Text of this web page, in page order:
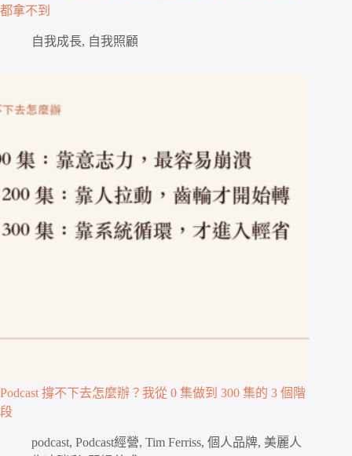
都拿不到
自我成長, 自我照顧
Podcast 撐不下去怎麼辦？我從 0 集做到 300 集的 3 個階
段
podcast, Podcast經營, Tim Ferriss, 個人品牌, 美麗人